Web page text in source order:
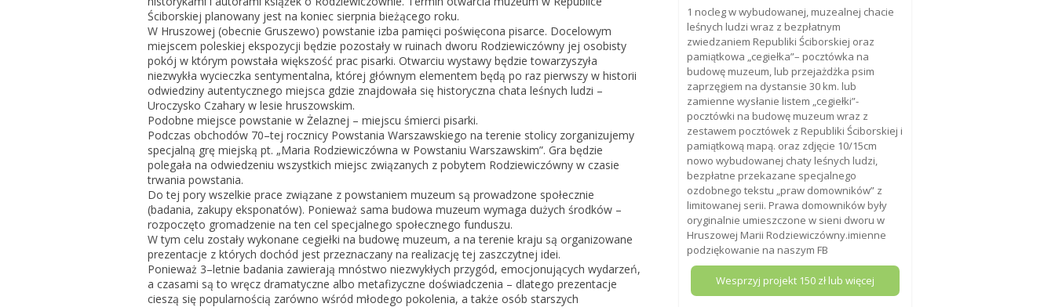
Ściborskiej planowany jest na koniec sierpnia bieżącego roku.
W Hruszowej (obecnie Gruszewo) powstanie izba pamięci poświęcona pisarce. Docelowym
miejscem poleskiej ekspozycji będzie pozostały w ruinach dworu Rodziewiczówny jej osobisty
pokój w którym powstała większość prac pisarki. Otwarciu wystawy będzie towarzyszyła
niezwykła wycieczka sentymentalna, której głównym elementem będą po raz pierwszy w historii
odwiedziny autentycznego miejsca gdzie znajdowała się historyczna chata leśnych ludzi –
Uroczysko Czahary w lesie hruszowskim.
Podobne miejsce powstanie w Żelaznej – miejscu śmierci pisarki.
Podczas obchodów 70–tej rocznicy Powstania Warszawskiego na terenie stolicy zorganizujemy
specjalną grę miejską pt. „Maria Rodziewiczówna w Powstaniu Warszawskim”. Gra będzie
polegała na odwiedzeniu wszystkich miejsc związanych z pobytem Rodziewiczówny w czasie
trwania powstania.
Do tej pory wszelkie prace związane z powstaniem muzeum są prowadzone społecznie
(badania, zakupy eksponatów). Ponieważ sama budowa muzeum wymaga dużych środków –
rozpoczęto gromadzenie na ten cel specjalnego społecznego funduszu.
W tym celu zostały wykonane cegiełki na budowę muzeum, a na terenie kraju są organizowane
prezentacje z których dochód jest przeznaczany na realizację tej zaszczytnej idei.
Ponieważ 3–letnie badania zawierają mnóstwo niezwykłych przygód, emocjonujących wydarzeń,
a czasami są to wręcz dramatyczne albo metafizyczne doświadczenia – dlatego prezentacje
cieszą się popularnością zarówno wśród młodego pokolenia, a także osób starszych
1 nocleg w wybudowanej, muzealnej chacie
leśnych ludzi wraz z bezpłatnym
zwiedzaniem Republiki Ściborskiej oraz
pamiątkowa „cegiełka”– pocztówka na
budowę muzeum, lub przejażdżka psim
zaprzęgiem na dystansie 30 km. lub
zamienne wysłanie listem „cegiełki”-
pocztówki na budowę muzeum wraz z
zestawem pocztówek z Republiki Ściborskiej i
pamiątkową mapą. oraz zdjęcie 10/15cm
nowo wybudowanej chaty leśnych ludzi,
bezpłatne przekazane specjalnego
ozdobnego tekstu „praw domowników” z
limitowanej serii. Prawa domowników były
oryginalnie umieszczone w sieni dworu w
Hruszowej Marii Rodziewiczówny.imienne
podziękowanie na naszym FB
Wesprzyj projekt 150zł lub więcej